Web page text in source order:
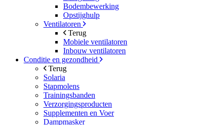
Bodembewerking
Opstijghulp
Ventilatoren
Terug
Mobiele ventilatoren
Inbouw ventilatoren
Conditie en gezondheid
Terug
Solaria
Stapmolens
Trainingsbanden
Verzorgingsproducten
Supplementen en Voer
Dampmasker